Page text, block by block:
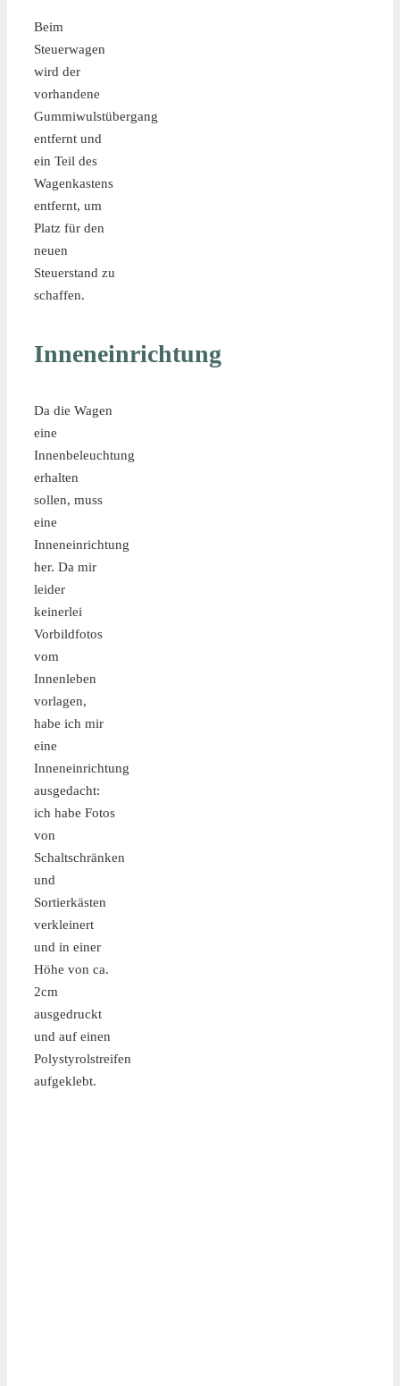
Beim
Steuerwagen
wird der
vorhandene
Gummiwulstübergang
entfernt und
ein Teil des
Wagenkastens
entfernt, um
Platz für den
neuen
Steuerstand zu
schaffen.
Inneneinrichtung
Da die Wagen
eine
Innenbeleuchtung
erhalten
sollen, muss
eine
Inneneinrichtung
her. Da mir
leider
keinerlei
Vorbildfotos
vom
Innenleben
vorlagen,
habe ich mir
eine
Inneneinrichtung
ausgedacht:
ich habe Fotos
von
Schaltschränken
und
Sortierkästen
verkleinert
und in einer
Höhe von ca.
2cm
ausgedruckt
und auf einen
Polystyrolstreifen
aufgeklebt.